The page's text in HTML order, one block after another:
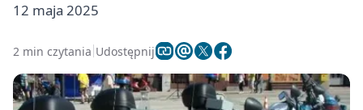
12 maja 2025
2 min czytania Udostępnij